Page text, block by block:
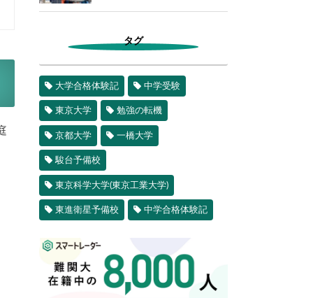
タグ
大学合格体験記 中学受験
東京大学 勉強の転機
京都大学 一橋大学
駿台予備校
東京科学大学(東京工業大学)
東進衛星予備校 中学合格体験記